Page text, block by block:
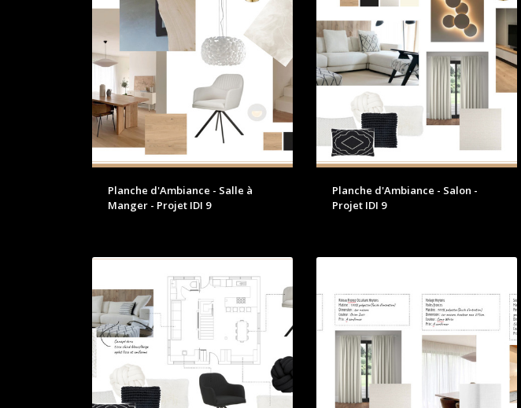
Planche d'Ambiance - Salle à
Manger - Projet IDI 9
Planche d'Ambiance - Salon -
Projet IDI 9